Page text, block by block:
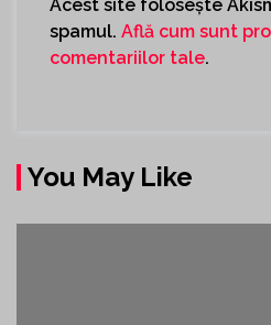
Acest site folosește
spamul. Află cum sunt
comentariilor tale.
You May Like